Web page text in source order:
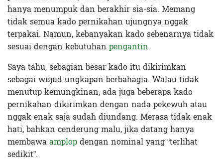
hanya menumpuk dan berakhir sia-sia. Memang
tidak semua kado pernikahan ujungnya nggak
terpakai. Namun, kebanyakan kado sebenarnya tidak
sesuai dengan kebutuhan pengantin.
Saya tahu, sebagian besar kado itu dikirimkan
sebagai wujud ungkapan berbahagia. Walau tidak
menutup kemungkinan, ada juga beberapa kado
pernikahan dikirimkan dengan nada pekewuh atau
nggak enak saja sudah diundang. Merasa tidak enak
hati, bahkan cenderung malu, jika datang hanya
membawaamplopdengan nominal yang “terlihat
sedikit”.